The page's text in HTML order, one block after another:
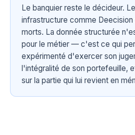
Le banquier reste le décideur.
infrastructure comme Deecision
morts. La donnée structurée
pour le métier — c'est ce qui
expérimenté d'exercer son
l'intégralité de son portefeuille,
sur la partie qui lui revient en